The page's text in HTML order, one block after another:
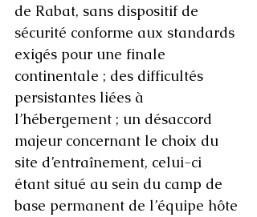
de Rabat, sans dispositif de
sécurité conforme aux standards
exigés pour une finale
continentale ; des difficultés
persistantes liées à
l’hébergement ; un désaccord
majeur concernant le choix du
site d’entraînement, celui-ci
étant situé au sein du camp de
base permanent de l’équipe hôte